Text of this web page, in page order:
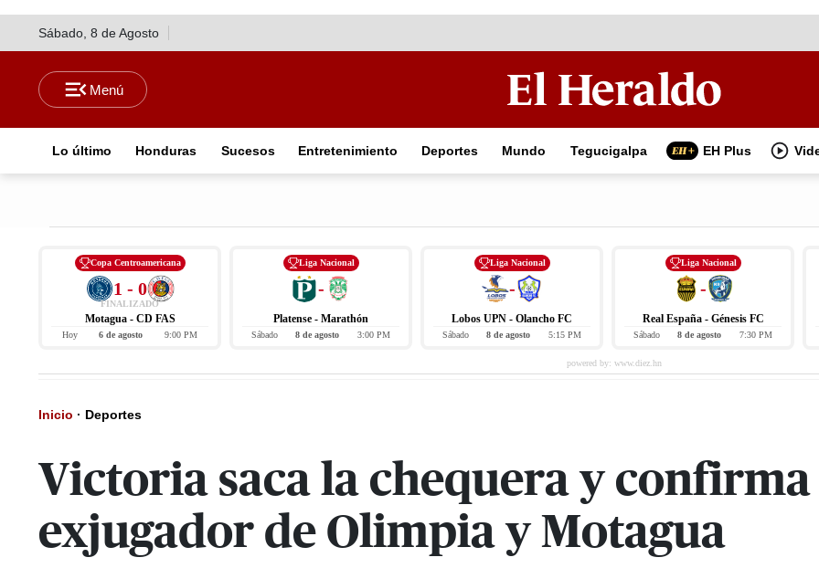
Sábado, 8 de Agosto
Lo último Honduras Sucesos Entretenimiento Deportes Mundo Tegucigalpa EH Plus
Copa Centroamericana
1 - 0
FINALIZADO
Motagua - CD FAS
Hoy 6 de agosto 9:00 PM
Liga Nacional
-
Platense - Marathón
Sábado 8 de agosto 3:00 PM
Liga Nacional
-
Lobos UPN - Olancho FC
Sábado 8 de agosto 5:15 PM
Liga Nacional
-
Real España - Génesis FC
Sábado 8 de agosto 7:30 PM
Inicio · Deportes
Victoria saca la chequera y
exjugador de Olimpia y Motagua